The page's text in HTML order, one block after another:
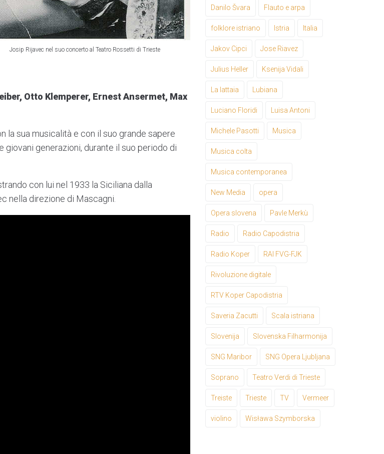
Josip Rijavec nel suo concerto al Teatro Rossetti di Trieste
Otto Klemperer, Ernest Ansermet, Max
la sua musicalità e con il suo grande sapere
generazioni, durante il suo periodo di
con lui nel 1933 la Siciliana dalla
nella direzione di Mascagni.
Danilo Švara Flauto e arpa
folklore istriano Istria Italia
Jakov Cipci Jose Riavez
Julius Heller Ksenija Vidali
La lattaia Lubiana
Luciano Floridi Luisa Antoni
Michele Pasotti Musica
Musica colta
Musica contemporanea
New Media opera
Opera slovena Pavle Merkù
Radio Radio Capodistria
Radio Koper RAI FVG-FJK
Rivoluzione digitale
RTV Koper Capodistria
Saveria Zacutti Scala istriana
Slovenija Slovenska Filharmonija
SNG Maribor SNG Opera Ljubljana
Soprano Teatro Verdi di Trieste
Treiste Trieste TV Vermeer
violino Wisława Szymborska